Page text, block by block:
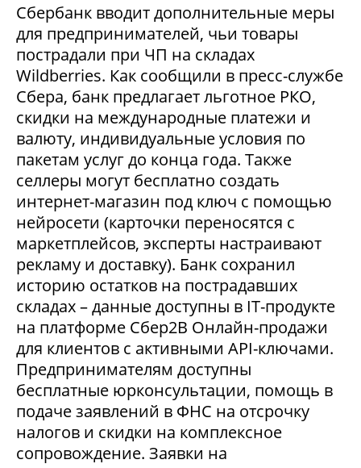
Сбербанк вводит дополнительные меры
для предпринимателей, чьи товары
пострадали при ЧП на складах
Wildberries. Как сообщили в пресс-службе
Сбера, банк предлагает льготное РКО,
скидки на международные платежи и
валюту, индивидуальные условия по
пакетам услуг до конца года. Также
селлеры могут бесплатно создать
интернет-магазин под ключ с помощью
нейросети (карточки переносятся с
маркетплейсов, эксперты настраивают
рекламу и доставку). Банк сохранил
историю остатков на пострадавших
складах – данные доступны в IT-продукте
на платформе Сбер2В Онлайн-продажи
для клиентов с активными API-ключами.
Предпринимателям доступны
бесплатные юрконсультации, помощь в
подаче заявлений в ФНС на отсрочку
налогов и скидки на комплексное
сопровождение. Заявки на